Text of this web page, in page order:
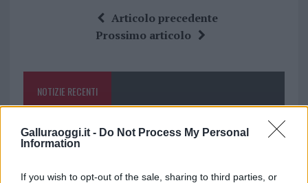
Galluraoggi.it - Do Not Process My Personal
Information
If you wish to opt-out of the sale, sharing to third parties, or
o
k
te
re
at
s
p
p
a
re
Articolo precedente
Prossimo articolo
NOTIZIE RECENTI
Migliori cliniche di estetica medicale avanzata
in Europa: classifica dei 5 centri di riferimento